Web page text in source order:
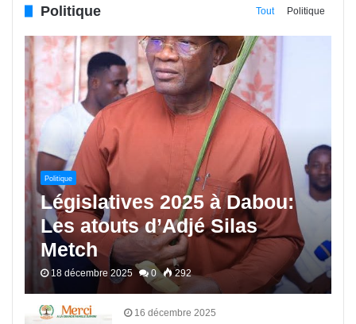
Politique Tout Politique
Politique
Législatives 2025 à Dabou:
Les atouts d’Adjé Silas
Metch
18 décembre 2025 0 292
16 décembre 2025